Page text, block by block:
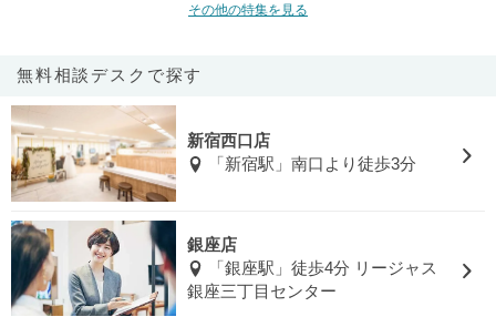
その他の特集を見る
無料相談デスクで探す
新宿西口店
「新宿駅」南口より徒歩3分
銀座店
「銀座駅」徒歩4分 リージャス
銀座三丁目センター